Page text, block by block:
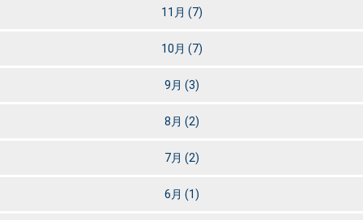
11月 (7)
10月 (7)
9月 (3)
8月 (2)
7月 (2)
6月 (1)